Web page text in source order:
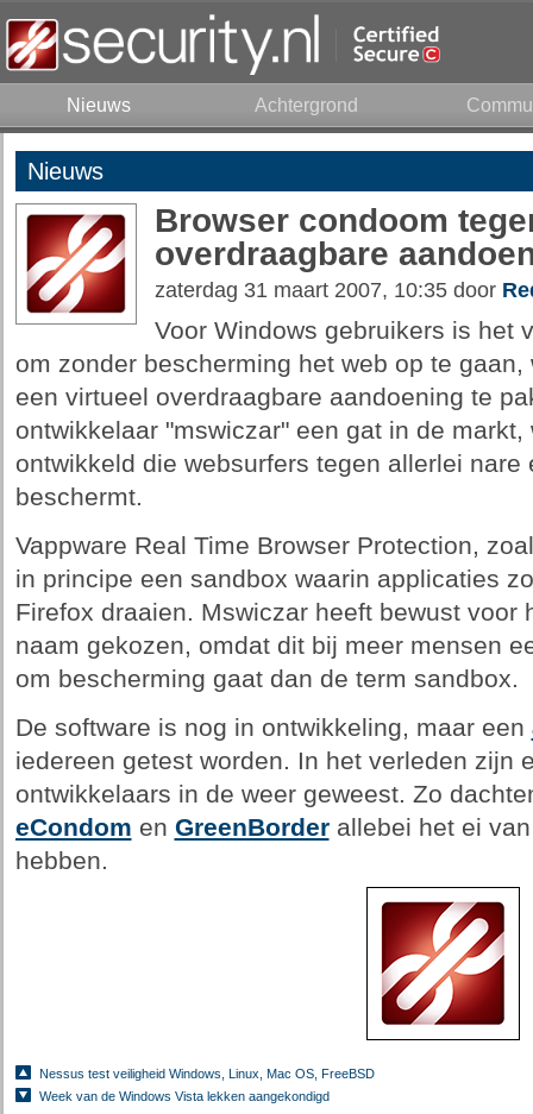
Nieuws Achtergrond
Nieuws
Browser condoom
overdraagbare
zaterdag 31 maart 2007, 10:35 door
Voor Windows gebruikers is het
om zonder bescherming het web op te
een virtueel overdraagbare aandoening te
ontwikkelaar "mswiczar" een gat in de
ontwikkeld die websurfers tegen allerlei
beschermt.
Vappware Real Time Browser Protection,
in principe een sandbox waarin applicaties
Firefox draaien. Mswiczar heeft bewust voor
naam gekozen, omdat dit bij meer mensen
om bescherming gaat dan de term sandbox.
De software is nog in ontwikkeling, maar een
iedereen getest worden. In het verleden zijn
ontwikkelaars in de weer geweest. Zo
eCondom en GreenBorderallebei het ei
hebben.
Nessus test veiligheid Windows, Linux, Mac OS, FreeBSD
Week van de Windows Vista lekken aangekondigd